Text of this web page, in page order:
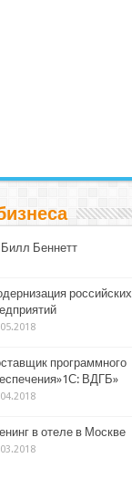
Беннетт
российских
программного
ВДГБ»
в отеле в Москве